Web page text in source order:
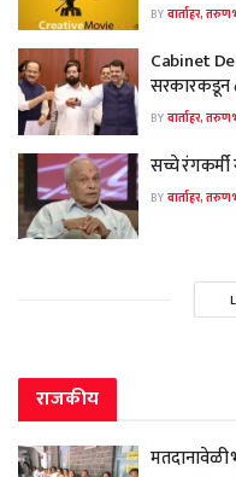
BYवार्ताहर, तरुण
Cabinet
सरकारकडून
BYवार्ताहर, तरुण
सच्चे
BYवार्ताहर, तरुण
राजकीय
मतदानावेळी